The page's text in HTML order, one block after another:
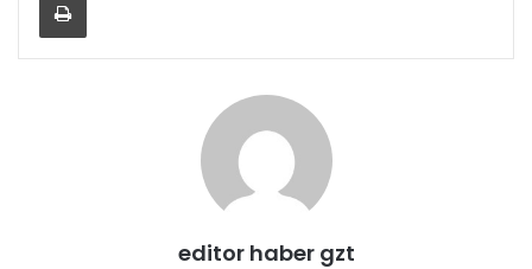
editor haber gzt